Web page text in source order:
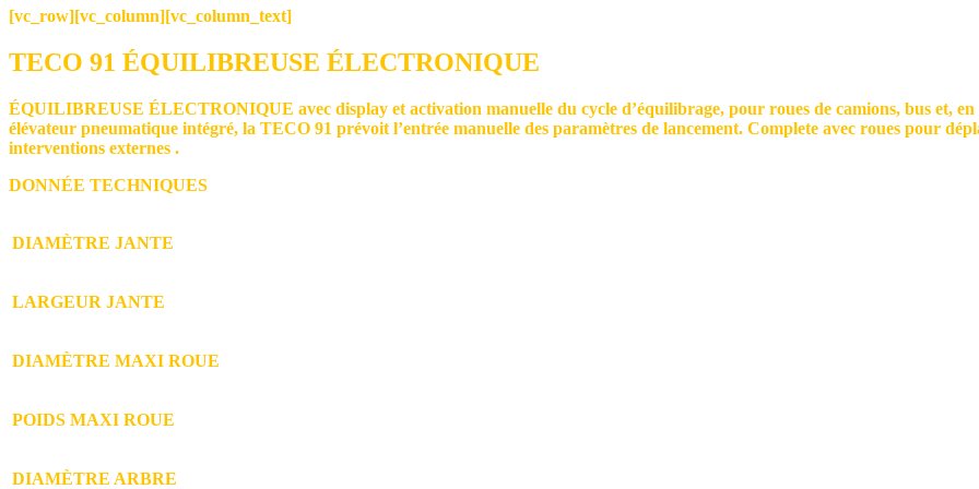
[vc_row][vc_column][vc_column_text]
TECO 91 ÉQUILIBREUSE ÉLECTRONIQUE
ÉQUILIBREUSE ÉLECTRONIQUE avec display et activation manuelle du cycle d’équilibrage, pour roues de camions, bus et,
élévateur pneumatique intégré, la TECO 91 prévoit l’entrée manuelle des paramètres de lancement. Complete avec roues pour
interventions externes .
DONNÉE TECHNIQUES
DIAMÈTRE JANTE
LARGEUR JANTE
DIAMÈTRE MAXI ROUE
POIDS MAXI ROUE
DIAMÈTRE ARBRE